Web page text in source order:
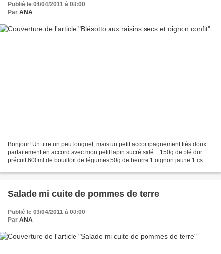
Publié le 04/04/2011 à 08:00
Par ANA
Bonjour! Un titre un peu longuet, mais un petit accompagnement très doux
parfaitement en accord avec mon petit lapin sucré salé... 150g de blé dur
précuit 600ml de bouillon de légumes 50g de beurre 1 oignon jaune 1 cs de
Salade mi cuite de pommes de terre
Publié le 03/04/2011 à 08:00
Par ANA